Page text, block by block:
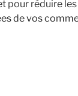
pour réduire
de vos